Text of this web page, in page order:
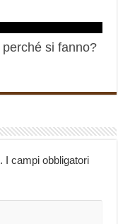
si fanno?
I campi obbligatori